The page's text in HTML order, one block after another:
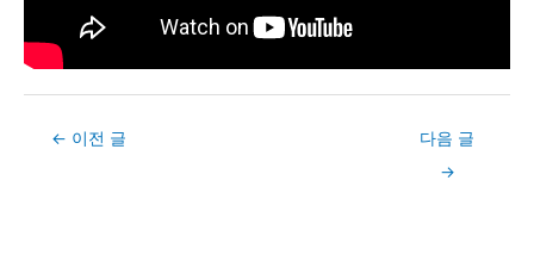
Post← 이전 글
다음 글
→